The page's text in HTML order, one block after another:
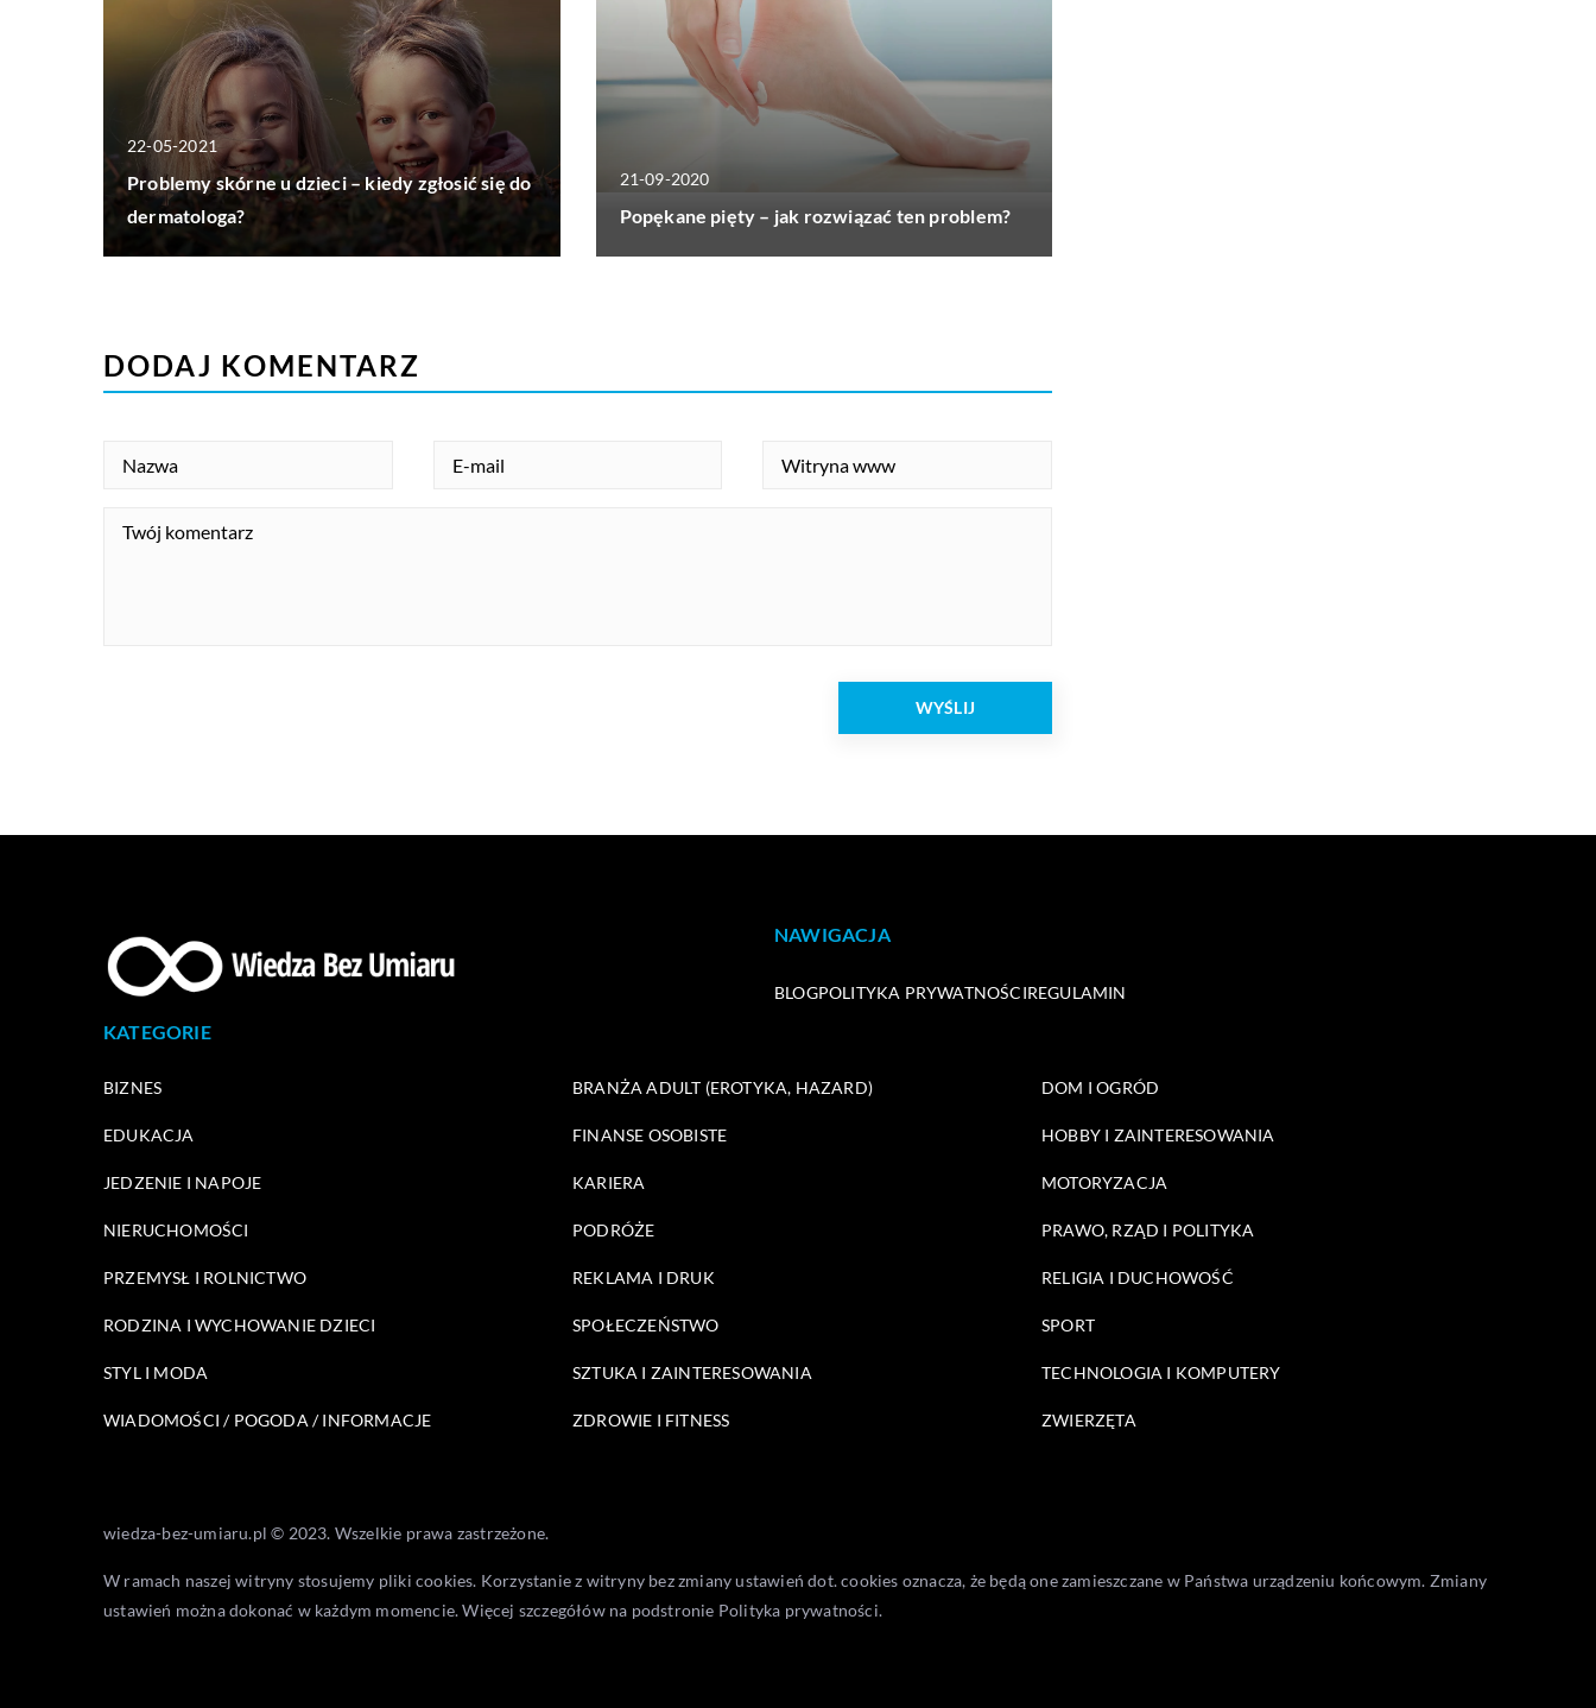
22-05-2021
Problemy skórne u dzieci – kiedy zgłosić się do
dermatologa?
21-09-2020
Popękane pięty – jak rozwiązać ten problem?
DODAJ KOMENTARZ
NAWIGACJA
BLOGPOLITYKA PRYWATNOŚCIREGULAMIN
KATEGORIE
BIZNES BRANŻA ADULT (EROTYKA, HAZARD) DOM I OGRÓD
EDUKACJA FINANSE OSOBISTE HOBBY I ZAINTERESOWANIA
JEDZENIE I NAPOJE KARIERA MOTORYZACJA
NIERUCHOMOŚCI PODRÓŻE PRAWO, RZĄD I POLITYKA
PRZEMYSŁ I ROLNICTWO REKLAMA I DRUK RELIGIA I DUCHOWOŚĆ
RODZINA I WYCHOWANIE DZIECI SPOŁECZEŃSTWO SPORT
STYL I MODA SZTUKA I ZAINTERESOWANIA TECHNOLOGIA I KOMPUTERY
WIADOMOŚCI / POGODA / INFORMACJE ZDROWIE I FITNESS ZWIERZĘTA
wiedza-bez-umiaru.pl © 2023. Wszelkie prawa zastrzeżone.
W ramach naszej witryny stosujemy pliki cookies. Korzystanie z witryny bez zmiany ustawień dot. cookies oznacza, że będą one zamieszczane w Państwa urządzeniu końcowym. Zmiany
ustawień można dokonać w każdym momencie. Więcej szczegółów na podstronie Polityka prywatności.